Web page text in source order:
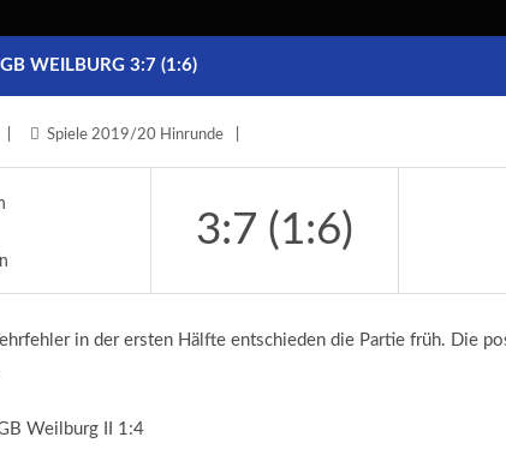
WEILBURG 3:7 (1:6)
Spiele 2019/20 Hinrunde
3:7 (1:6)
in der ersten Hälfte entschieden die Partie früh. Die
Weilburg II 1:4